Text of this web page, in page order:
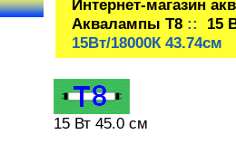
Интернет-магазин
Аквалампы T8:: 15
15Вт/18000К 43.74см
15 Вт 45.0 см